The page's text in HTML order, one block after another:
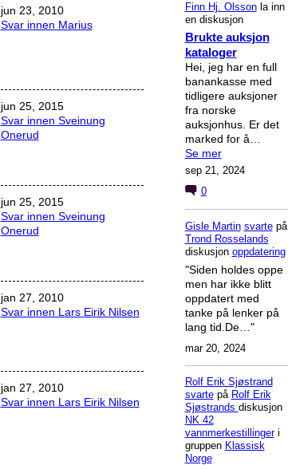
jun 23, 2010
Svar innen Marius
jun 25, 2015
Svar innen Sveinung
Onerud
jun 25, 2015
Svar innen Sveinung
Onerud
jan 27, 2010
Svar innen Lars Eirik Nilsen
jan 27, 2010
Svar innen Lars Eirik Nilsen
Finn Hj. Olssonla inn
en diskusjon
Brukte auksjon
kataloger
Hei, jeg har en full
banankasse med
tidligere auksjoner
fra norske
auksjonhus. Er det
marked for å…
Se mer
sep 21, 2024
0
Gisle Martin svartepå
Trond Rosselands
diskusjon oppdatering
"Siden holdes oppe
men har ikke blitt
oppdatert med
tanke på lenker på
lang tid.De…"
mar 20, 2024
Rolf Erik Sjøstrand
svartepå Rolf Erik
Sjøstrands diskusjon
NK 42
vannmerkestillingeri
gruppen Klassisk
Norge